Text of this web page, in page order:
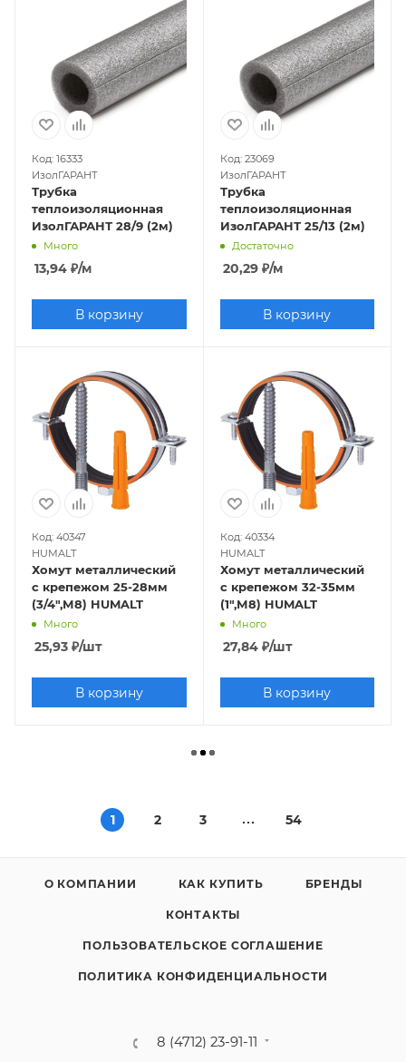
Код: 16333
ИзолГАРАНТ
Трубка
теплоизоляционная
ИзолГАРАНТ 28/9 (2м)
Много
13,94 ₽/м
В корзину
Код: 23069
ИзолГАРАНТ
Трубка
теплоизоляционная
ИзолГАРАНТ 25/13 (2м)
Достаточно
20,29₽/м
В корзину
Код: 40347
HUMALT
Хомут металлический
с крепежом 25-28мм
(3/4",М8) HUMALT
Много
25,93 ₽/шт
В корзину
Код: 40334
HUMALT
Хомут металлический
с крепежом 32-35мм
(1",М8) HUMALT
Много
27,84₽/шт
В корзину
1 2 3 54
О КОМПАНИИ КАК КУПИТЬ БРЕНДЫ
КОНТАКТЫ
ПОЛЬЗОВАТЕЛЬСКОЕ СОГЛАШЕНИЕ
ПОЛИТИКА КОНФИДЕНЦИАЛЬНОСТИ
8 (4712) 23-91-11